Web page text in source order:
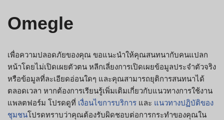
Omegle
เพื่อความปลอดภัยของคุณ ขอแนะนำให้คุณสนทนากับคนแปลก
หน้าโดยไม่เปิดเผยตัวตน หลีกเลี่ยงการเปิดเผยข้อมูลประจำตัวจริง
หรือข้อมูลที่ละเอียดอ่อนใดๆ และคุณสามารถยุติการสนทนาได้
ตลอดเวลา หากต้องการเรียนรู้เพิ่มเติมเกี่ยวกับแนวทางการใช้งาน
แพลตฟอร์ม โปรดดูที่ เงื่อนไขการบริการ และ แนวทางปฏิบัติของ
ชุมชนโปรดทราบว่าคุณต้องรับผิดชอบต่อการกระทำของคุณใน